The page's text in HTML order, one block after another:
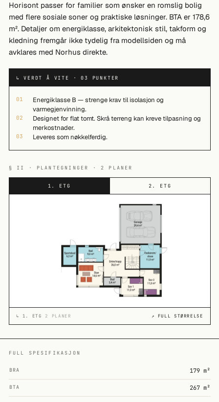
Horisont passer for familier som ønsker en romslig bolig
med flere sosiale soner og praktiske løsninger. BTA er 178,6
m². Detaljer om energiklasse, arkitektonisk stil, takform og
kledning fremgår ikke tydelig fra modellsiden og må
avklares med Norhus direkte.
↳ VERDT Å VITE · 03 PUNKTER
01
Energiklasse B — strenge krav til isolasjon og
varmegjenvinning.
02
Designet for flat tomt. Skrå terreng kan kreve tilpasning og
merkostnader.
03 Leveres som nøkkelferdig.
§ II · PLANTEGNINGER · 2 PLANER
1. ETG 2. ETG
↳ 1. ETG 2 PLANER ↗ FULL STØRRELSE
FULL SPESIFIKASJON
BRA 179 m²
BTA 267 m²